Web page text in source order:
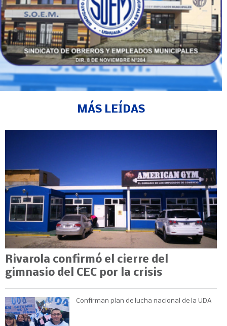
MÁS LEÍDAS
Rivarola confirmó el cierre del
gimnasio del CEC por la crisis
Confirman plan de lucha nacional de la UDA